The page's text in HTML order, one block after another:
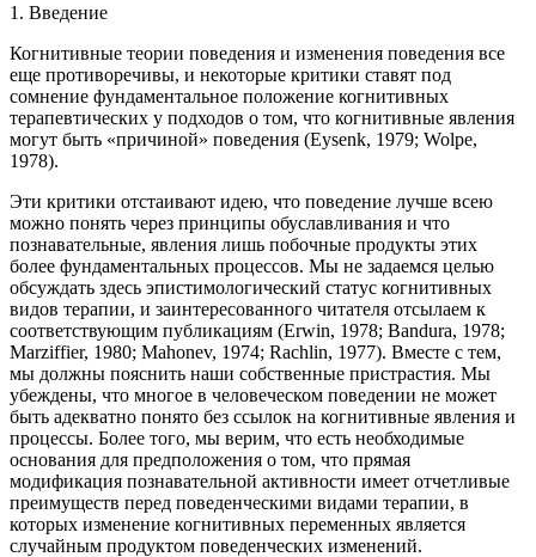
1. Введение
Когнитивные теории поведения и изменения поведения все
еще противоречивы, и некоторые критики ставят под
сомнение фундаментальное положение когнитивных
терапевтических у подходов о том, что когнитивные явления
могут быть «причиной» поведения (Eysenk, 1979; Wolpe,
1978).
Эти критики отстаивают идею, что поведение лучше всею
можно понять через принципы обуславливания и что
познавательные, явления лишь побочные продукты этих
более фундаментальных процессов. Мы не задаемся целью
обсуждать здесь эпистимологический cтaтyc когнитивных
видов терапии, и заинтересованного читателя отсылаем к
соответствующим публикациям (Erwin, 1978; Bandura, 1978;
Marziffier, 1980; Mahonev, 1974; Rachlin, 1977). Вместе с тем,
мы должны пояснить наши собственные пристрастия. Мы
убеждены, что многое в человеческом поведении не может
быть адекватно понято без ссылок на когнитивные явления и
процессы. Более того, мы верим, что есть необходимые
основания для предположения о том, что прямая
модификация познавательной активности имеет отчетливые
преимуществ перед поведенческими видами терапии, в
которых изменение когнитивных переменных является
случайным продуктом поведенческих изменений.